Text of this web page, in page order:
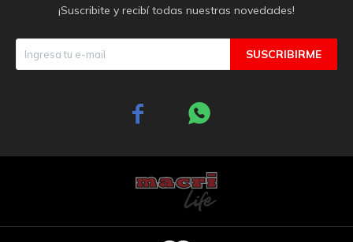
¡Suscribite y recibí todas nuestras novedades!
SUSCRIBIRME
 